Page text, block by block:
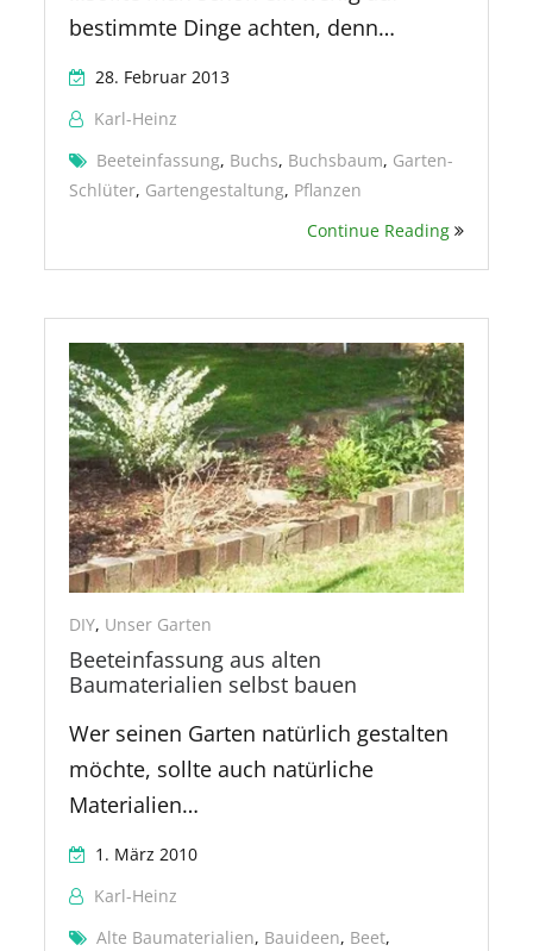
bestimmte Dinge achten, denn…
28. Februar 2013
Karl-Heinz
Beeteinfassung, Buchs, Buchsbaum, Garten-
Schlüter, Gartengestaltung, Pflanzen
Continue Reading
DIY, Unser Garten
Beeteinfassung aus alten
Baumaterialien selbst bauen
Wer seinen Garten natürlich gestalten
möchte, sollte auch natürliche
Materialien…
1. März 2010
Karl-Heinz
Alte Baumaterialien, Bauideen, Beet,